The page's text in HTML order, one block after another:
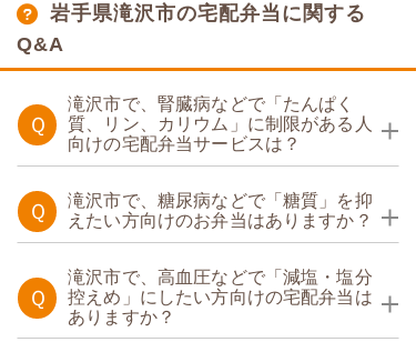
岩手県滝沢市の宅配弁当に関する
Q&A
Ｑ
滝沢市で、腎臓病などで「たんぱく
質、リン、カリウム」に制限がある人
向けの宅配弁当サービスは？
Ｑ
滝沢市で、糖尿病などで「糖質」を抑
えたい方向けのお弁当はありますか？
Ｑ
滝沢市で、高血圧などで「減塩・塩分
控えめ」にしたい方向けの宅配弁当は
ありますか？